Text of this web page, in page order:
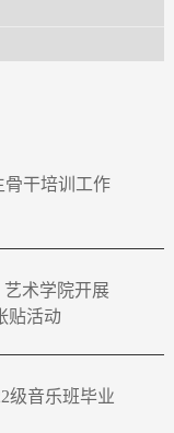
骨干培训工作
艺术学院开展
贴活动
级音乐班毕业